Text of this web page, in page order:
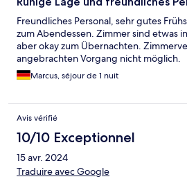
Freundliches Personal, sehr gutes
zum Abendessen. Zimmer sind etwas
aber okay zum Übernachten.
angebrachten Vorgang nicht möglich.
Marcus, séjour de 1 nuit
Avis vérifié
10/10 Exceptionnel
15 avr. 2024
Traduire avec Google